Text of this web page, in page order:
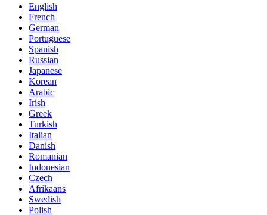
English
French
German
Portuguese
Spanish
Russian
Japanese
Korean
Arabic
Irish
Greek
Turkish
Italian
Danish
Romanian
Indonesian
Czech
Afrikaans
Swedish
Polish